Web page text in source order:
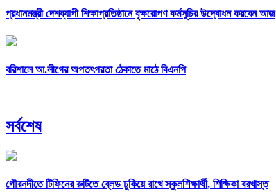
প্রধানমন্ত্রী দেশব্যাপী শিক্ষাপ্রতিষ্ঠানে বৃক্ষরোপণ কর্মসূচির উদ্বোধন করবেন আজ
বরিশালে আ.লীগের অপতৎপরতা ঠেকাতে মাঠে বিএনপি
সর্বশেষ
গৌরনদীতে টিফিনের রুটিতে ব্লেড ঢুকিয়ে রাখে স্কুলশিক্ষার্থী, শিক্ষিকা বরখাস্ত